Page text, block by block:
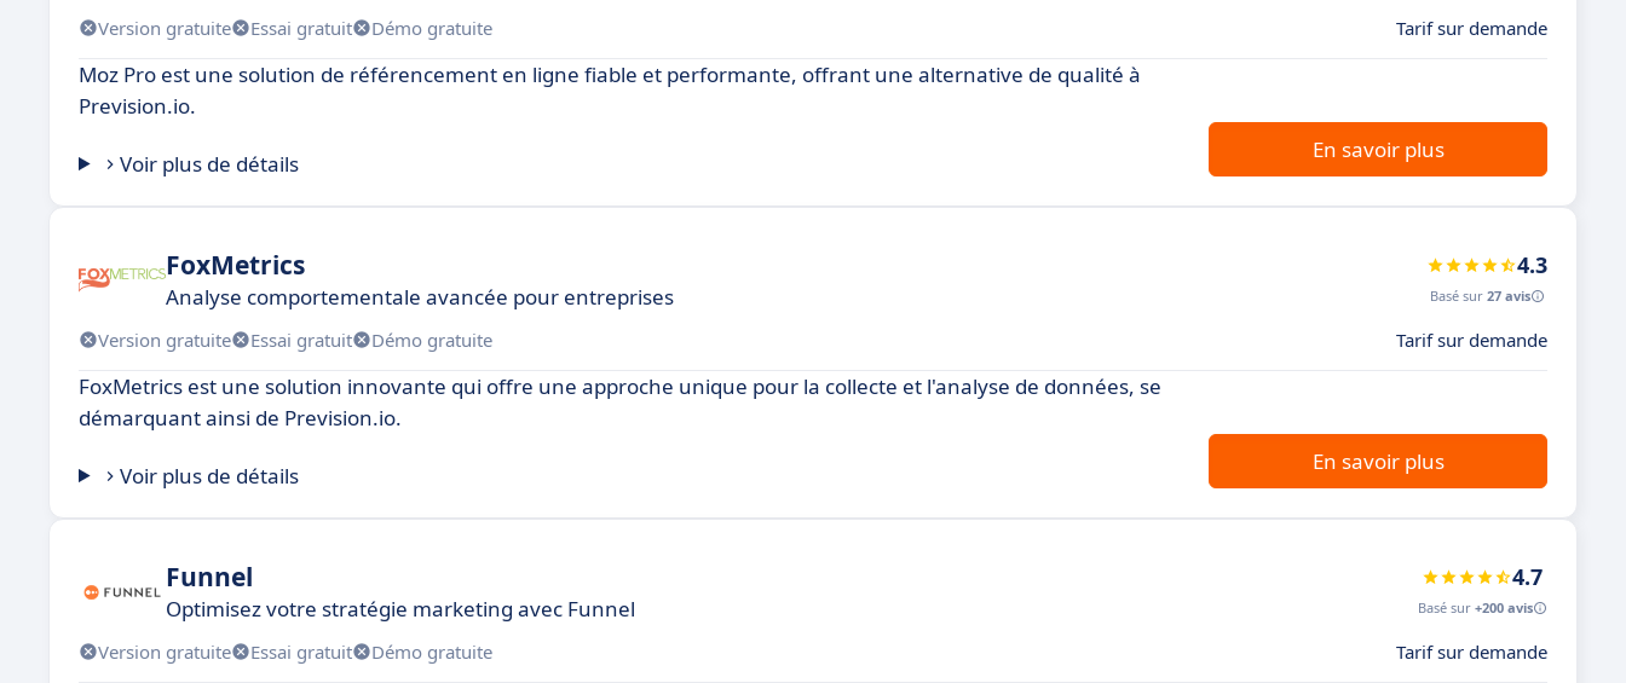
Version gratuite Essai gratuit Démo gratuite Tarif sur demande
Moz Pro est une solution de référencement en ligne fiable et performante, offrant une alternative de qualité à
Prevision.io.
Voir plus de détails
En savoir plus
FoxMetrics
Analyse comportementale avancée pour entreprises
4.3
Basé sur 27 avis
Version gratuite Essai gratuit Démo gratuite Tarif sur demande
FoxMetrics est une solution innovante qui offre une approche unique pour la collecte et l'analyse de données, se
démarquant ainsi de Prevision.io.
Voir plus de détails
En savoir plus
Funnel
Optimisez votre stratégie marketing avec Funnel
4.7
Basé sur +200 avis
Version gratuite Essai gratuit Démo gratuite Tarif sur demande